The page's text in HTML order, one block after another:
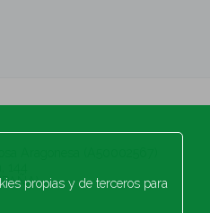
Aragonesa (A50002567)
propias y de terceros para